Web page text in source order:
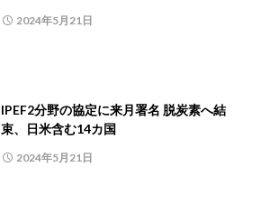
2024年5月21日
IPEF2分野の協定に来月署名 脱炭素へ結
束、日米含む14カ国
2024年5月21日